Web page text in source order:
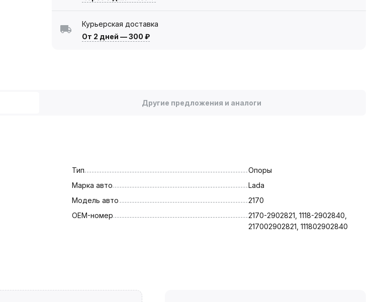
Курьерская доставка
От 2 дней —300 ₽
Другие предложения и аналоги
Тип
Опоры
Марка авто
Lada
Модель авто
2170
OEM-номер
2170-2902821, 1118-2902840,
217002902821, 111802902840